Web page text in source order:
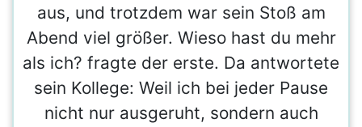
aus, und trotzdem war sein Stoß am
Abend viel größer. Wieso hast du mehr
als ich? fragte der erste. Da antwortete
sein Kollege: Weil ich bei jeder Pause
nicht nur ausgeruht, sondern auch